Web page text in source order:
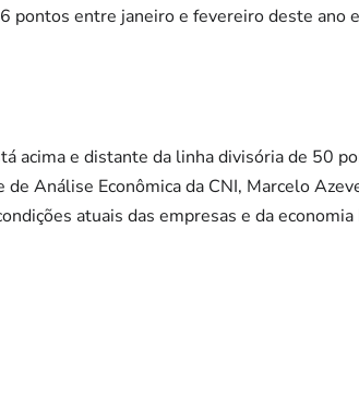
pontos entre janeiro e fevereiro deste ano
acima e distante da linha divisória de 50
Análise Econômica da CNI, Marcelo
atuais das empresas e da